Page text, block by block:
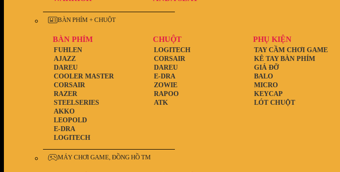
BÀN PHÍM + CHUỘT
BÀN PHÍM
LOGITECH
E-DRA
LEOPOLD
AKKO
STEELSERIES
RAZER
CORSAIR
COOLER MASTER
DAREU
AJAZZ
FUHLEN
CHUỘT
ATK
RAPOO
ZOWIE
E-DRA
DAREU
CORSAIR
LOGITECH
PHỤ KIỆN
LÓT CHUỘT
KEYCAP
MICRO
BALO
GIÁ ĐỠ
KÊ TAY BÀN PHÍM
TAY CẦM CHƠI GAME
MÁY CHƠI GAME, ĐỒNG HỒ TM